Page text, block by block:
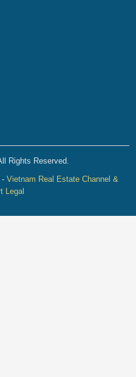
Rights Reserved.
- Vietnam Real Estate Channel &
Legal